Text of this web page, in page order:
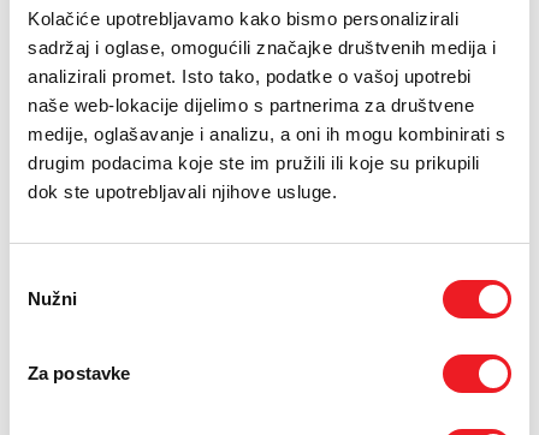
Kolačiće upotrebljavamo kako bismo personalizirali
sadržaj i oglase, omogućili značajke društvenih medija i
analizirali promet. Isto tako, podatke o vašoj upotrebi
naše web-lokacije dijelimo s partnerima za društvene
medije, oglašavanje i analizu, a oni ih mogu kombinirati s
drugim podacima koje ste im pružili ili koje su prikupili
dok ste upotrebljavali njihove usluge.
pristanka
Nužni
Za postavke
Na Filozofskom fakultetu Sveučilišta u Mostaru održan je
Dan otvorenih vrata Studija informacijskih znanosti na
kojemu je održano predavanje člana Uprave HT ERONET-a
tomislava Ruka o temi "ICT - Utjecaj na društveni i eco
sustav".
Cilj Dana otvorenih vrata jest upoznati buduće studente s radom
studija te osnovnim značajkama zanimanja i važnosti
informacijskih znanosti u današnjem društvu.
Pročelnica Studija informacijskih znanosti na Filozofskom
je kako je cilj Dana otvorenih vrata budućim studentima
prezentirati sadržaj Studija informacijskih znanosti putem
komunikacijske tehnologije te poticanje razmjene znanja između
studenata informacijskih znanosti, ali i srodnih struka.
Član Uprave HT ERONET-a Tomislav Ruk, tijekom predavnja o temi